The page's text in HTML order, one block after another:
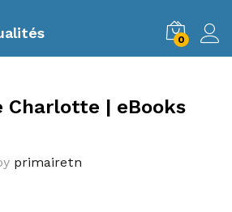
0
Charlotte | eBooks
primairetn